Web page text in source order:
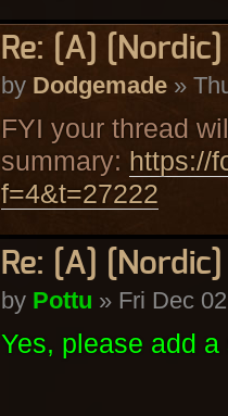
Re: [A]
by Dodgemade»
FYI your thread
summary: https://
f=4&t=27222
Re: [A]
by Pottu » Fri Dec
Yes, please add